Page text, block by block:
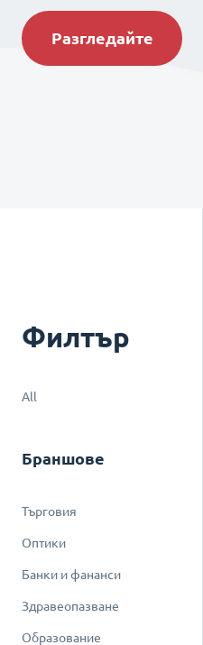
Разгледайте
Филтър
All
Браншове
Търговия
Оптики
Банки и фананси
Здравеопазване
Образование